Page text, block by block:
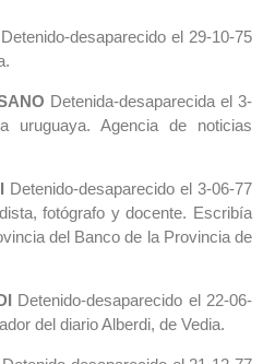
Detenido-desaparecido el 29-10-75
Detenida-desaparecida el 3-
uruguaya. Agencia de noticias
Detenido-desaparecido el 3-06-77
fotógrafo y docente. Escribía
del Banco de la Provincia de
Detenido-desaparecido el 22-06-
del diario Alberdi, de Vedia.